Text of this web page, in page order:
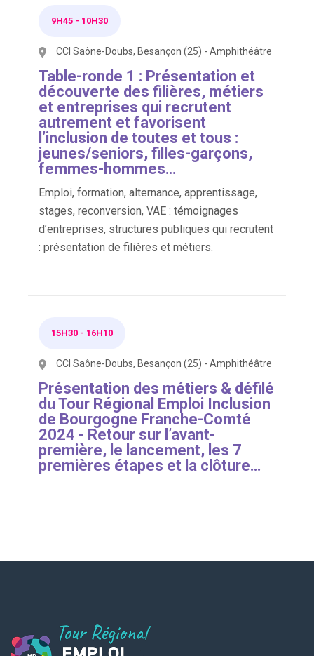
9H45 - 10H30
CCI Saône-Doubs, Besançon (25) - Amphithéâtre
Table-ronde 1 : Présentation et
découverte des filières, métiers
et entreprises qui recrutent
autrement et favorisent
l’inclusion de toutes et tous :
jeunes/seniors, filles-garçons,
femmes-hommes…
Emploi, formation, alternance, apprentissage,
stages, reconversion, VAE : témoignages
d’entreprises, structures publiques qui recrutent
: présentation de filières et métiers.
15H30 - 16H10
CCI Saône-Doubs, Besançon (25) - Amphithéâtre
Présentation des métiers & défilé
du Tour Régional Emploi Inclusion
de Bourgogne Franche-Comté
2024 - Retour sur l’avant-
première, le lancement, les 7
premières étapes et la clôture…